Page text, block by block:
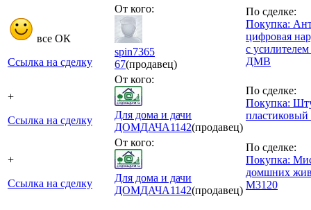
все ОК
Ссылка на сделку
От кого:
spin7365
67(продавец)
По сделке:
Покупка:
цифровая
с
ДМВ
+
Ссылка на сделку
От кого:
Для дома и дачи
ДОМДАЧА1142(продавец)
По сделке:
Покупка:
пластиковый
+
Ссылка на сделку
От кого:
Для дома и дачи
ДОМДАЧА1142(продавец)
По сделке:
Покупка:
домшних
М3120